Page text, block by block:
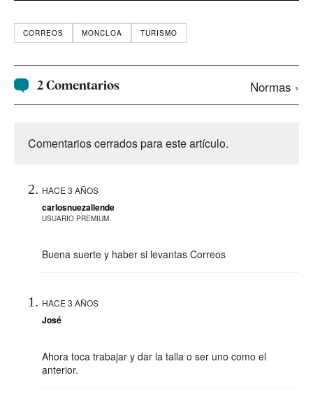
CORREOS MONCLOA TURISMO
2 Comentarios Normas ›
Comentarios cerrados para este artículo.
HACE 3 AÑOS
carlosnuezallende
USUARIO PREMIUM
Buena suerte y haber si levantas Correos
HACE 3 AÑOS
José
Ahora toca trabajar y dar la talla o ser uno como el
anterior.